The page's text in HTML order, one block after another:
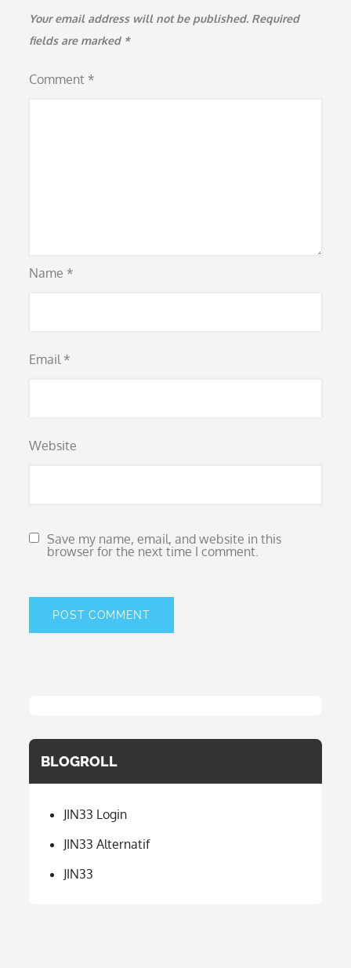
Your email address will not be published. Required
fields are marked *
Comment *
Name *
Email *
Website
Save my name, email, and website in this
browser for the next time I comment.
BLOGROLL
JIN33 Login
JIN33 Alternatif
JIN33